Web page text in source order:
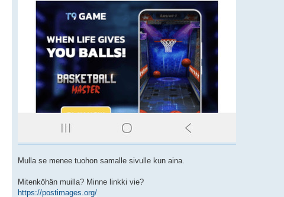
Mulla se menee tuohon samalle sivulle kun aina.
Mitenköhän muilla? Minne linkki vie?
https://postimages.org/